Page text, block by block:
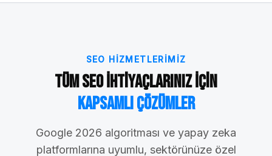
SEO HIZMETLERIMIZ
Tüm SEO İhtiyaçlarınız İçin
Kapsamlı Çözümler
Google 2026 algoritması ve yapay zeka
platformlarına uyumlu, sektörünüze özel